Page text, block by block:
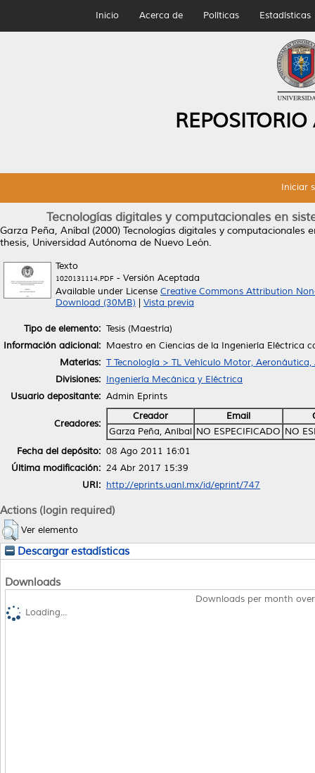
Inicio Acerca de Políticas Estadísticas
Iniciar
Tecnologías digitales y computacionales en
Garza Peña, Aníbal (2000) Tecnologías digitales y computacionales
thesis, Universidad Autónoma de Nuevo León.
Texto
1020131114.PDF - Versión Aceptada
Available under License Creative Commons Attribution
Download (30MB)
Vista previa
Tipo de elemento: Tesis (Maestría)
Información adicional: Maestro en Ciencias de la Ingeniería Eléctrica
Materias: T Tecnología > TL Vehículo Motor,
Divisiones: Ingeniería Mecánica y Eléctrica
Usuario depositante: Admin Eprints
Creadores:
Creador Email
Garza Peña, Aníbal NO ESPECIFICADO NO
Fecha del depósito: 08 Ago 2011 16:01
Última modificación: 24 Abr 2017 15:39
URI: http://eprints.uanl.mx/id/eprint/747
Actions (login required)
Ver elemento
Descargar estadísticas
Downloads
Downloads per month
Loading...